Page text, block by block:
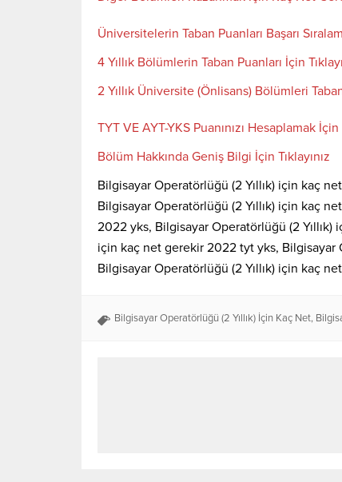
Üniversitelerin Taban Puanları Başarı
4 Yıllık Bölümlerin Taban Puanları İçin
2 Yıllık Üniversite (Önlisans) Bölümleri
TYT VE AYT-YKS Puanınızı Hesaplamak İçin
Bölüm Hakkında Geniş Bilgi İçin Tıklayınız
Bilgisayar Operatörlüğü (2 Yıllık) için kaç
Bilgisayar Operatörlüğü (2 Yıllık) için kaç
2022 yks, Bilgisayar Operatörlüğü (2
için kaç net gerekir 2022 tyt yks, Bilgisayar
Bilgisayar Operatörlüğü (2 Yıllık) için kaç
Bilgisayar Operatörlüğü (2 Yıllık) İçin Kaç Net,